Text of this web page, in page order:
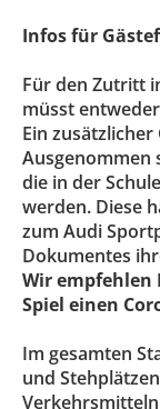
Infos für
Für den Zutritt
müsst
Ein
Ausgenommen
die in der
werden. Diese
zum Audi
Dokumentes
Wir
Spiel einen
Im gesamten
und